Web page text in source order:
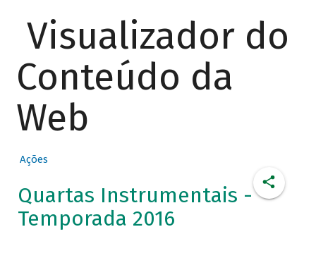
Visualizador do
Conteúdo da
Web
Ações
Quartas Instrumentais -
Temporada 2016